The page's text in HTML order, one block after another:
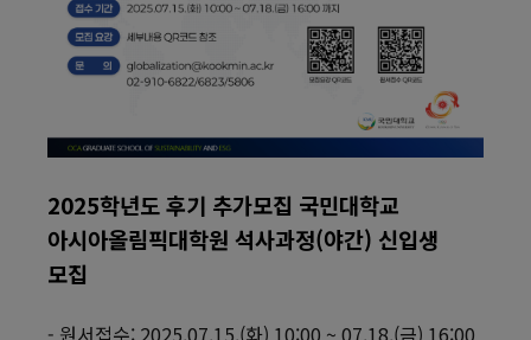
2025학년도 후기 추가모집 국민대학교
아시아올림픽대학원 석사과정(야간) 신입생
모집